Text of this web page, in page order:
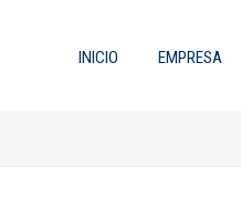
INICIO EMPRESA